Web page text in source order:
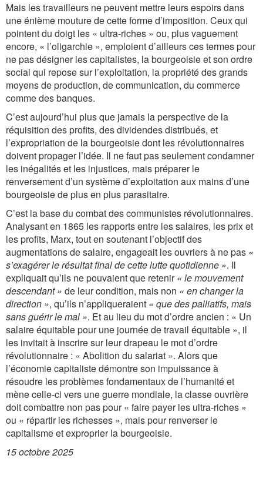
Mais les travailleurs ne peuvent mettre leurs espoirs dans
une énième mouture de cette forme d’imposition. Ceux qui
pointent du doigt les « ultra-riches » ou, plus vaguement
encore, « l’oligarchie », emploient d’ailleurs ces termes pour
ne pas désigner les capitalistes, la bourgeoisie et son ordre
social qui repose sur l’exploitation, la propriété des grands
moyens de production, de communication, du commerce
comme des banques.
C’est aujourd’hui plus que jamais la perspective de la
réquisition des profits, des dividendes distribués, et
l’expropriation de la bourgeoisie dont les révolutionnaires
doivent propager l’idée. Il ne faut pas seulement condamner
les inégalités et les injustices, mais préparer le
renversement d’un système d’exploitation aux mains d’une
bourgeoisie de plus en plus parasitaire.
C’est la base du combat des communistes révolutionnaires.
Analysant en 1865 les rapports entre les salaires, les prix et
les profits, Marx, tout en soutenant l’objectif des
augmentations de salaire, engageait les ouvriers à ne pas «
s’exagérer le résultat final de cette lutte quotidienne ». Il
expliquait qu’ils ne pouvaient que retenir« le mouvement
descendant » de leur condition, mais non « en changer la
direction », qu’ils n’appliqueraient « que des palliatifs, mais
sans guérir le mal ». Et au lieu du mot d’ordre ancien : « Un
salaire équitable pour une journée de travail équitable », il
les invitait à inscrire sur leur drapeau le mot d’ordre
révolutionnaire : « Abolition du salariat ». Alors que
l’économie capitaliste démontre son impuissance à
résoudre les problèmes fondamentaux de l’humanité et
mène celle-ci vers une guerre mondiale, la classe ouvrière
doit combattre non pas pour « faire payer les ultra-riches »
ou « répartir les richesses », mais pour renverser le
capitalisme et exproprier la bourgeoisie.
15 octobre 2025